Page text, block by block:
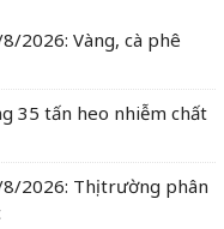
2026: Vàng, cà phê
35 tấn heo nhiễm chất
2026: Thị trường phân